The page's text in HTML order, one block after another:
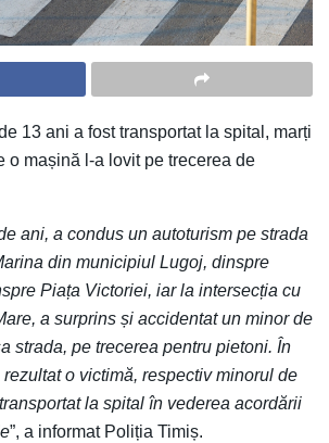
13 ani a fost transportat la spital, marți
o mașină l-a lovit pe trecerea de
ani, a condus un autoturism pe strada
din municipiul Lugoj, dinspre
Piața Victoriei, iar la intersecția cu
a surprins și accidentat un minor de
strada, pe trecerea pentru pietoni. În
o victimă, respectiv minorul de
la spital în vederea acordării
”, a informat Poliția Timiș.